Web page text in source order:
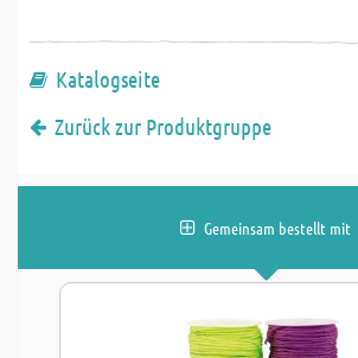
Katalogseite
Zurück zur Produktgruppe
Gemeinsam bestellt mit